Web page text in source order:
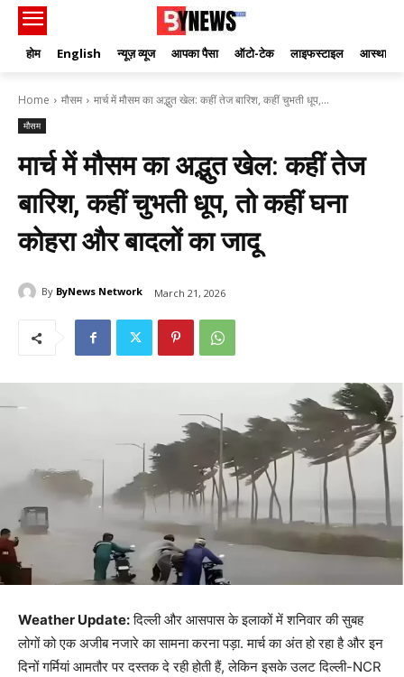
होम English न्यूज़ व्यूज आपका पैसा ऑटो-टेक लाइफस्टाइल आस्था
Home मौसम मार्च में मौसम का अद्भुत खेल: कहीं तेज बारिश, कहीं चुभती धूप,...
मौसम
मार्च में मौसम का अद्भुत खेल: कहीं तेज
बारिश, कहीं चुभती धूप, तो कहीं घना
कोहरा और बादलों का जादू
By ByNews Network March 21, 2026
Weather Update:दिल्ली और आसपास के इलाकों में शनिवार की सुबह
लोगों को एक अजीब नजारे का सामना करना पड़ा. मार्च का अंत हो रहा है और इन
दिनों गर्मियां आमतौर पर दस्तक दे रही होती हैं, लेकिन इसके उलट दिल्ली-NCR